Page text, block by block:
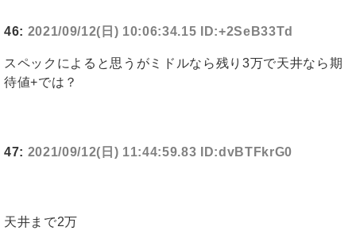
46: 2021/09/12(日) 10:06:34.15 ID:+2SeB33Td
スペックによると思うがミドルなら残り3万で天井なら期
待値+では？
47: 2021/09/12(日) 11:44:59.83 ID:dvBTFkrG0
天井まで2万